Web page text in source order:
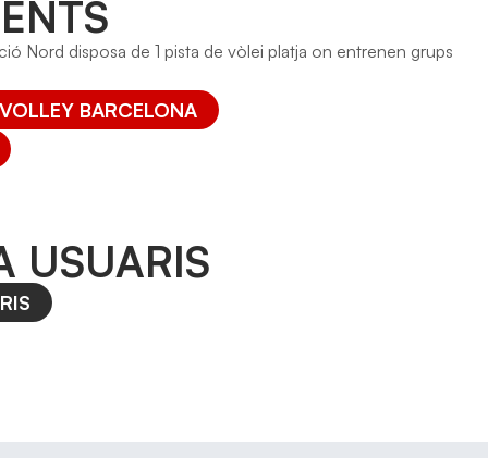
Nord disposa de 1 pista de vòlei platja on entrenen grups
BARCELONA
USUARIS